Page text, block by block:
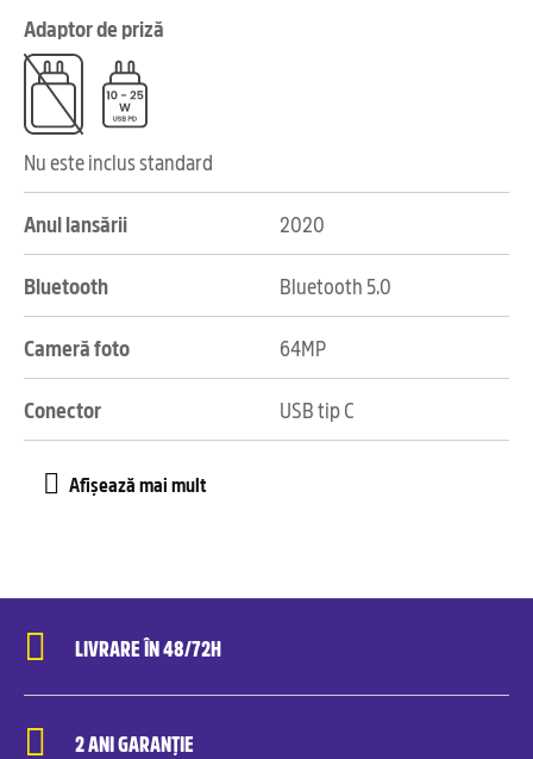
Adaptor de priză
Nu este inclus standard
Anul lansării 2020
Bluetooth Bluetooth 5.0
Cameră foto 64MP
Conector USB tip C
LIVRARE ÎN 48/72H
2 ANI GARANȚIE